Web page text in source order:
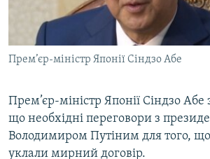
ВІДЕОУРОКИ «ELIFBE»
СВІДЧЕННЯ ОКУПАЦІЇ
УКРАЇНСЬКА ПРОБЛЕМА КРИМУ
Русский
Qırımtatar
Усі сайти RFE/RL
Прем’єр-міністр Японії Сіндзо Абе
Прем’єр-міністр Японії Сіндзо Абе
що необхідні переговори з
Володимиром Путіним для того, що
уклали мирний договір.